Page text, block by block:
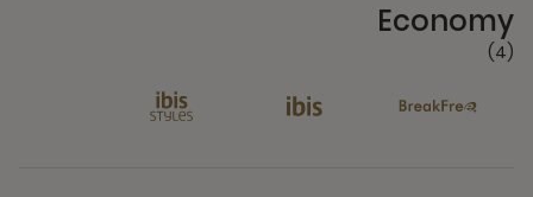
Economy
(4)